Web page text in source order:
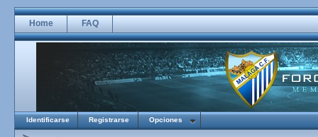
Home FAQ
Identificarse Registrarse Opciones